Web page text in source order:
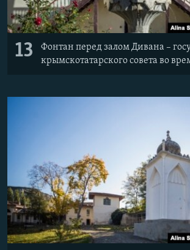
13
Фонтан перед залом Дивана –
крымскотатарского совета во